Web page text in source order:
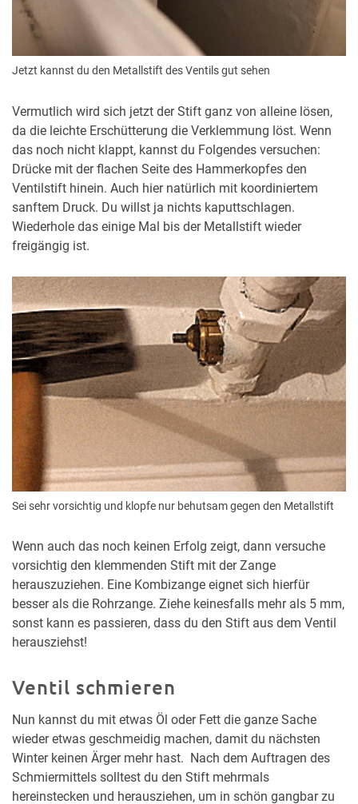
Jetzt kannst du den Metallstift des Ventils gut sehen
Vermutlich wird sich jetzt der Stift ganz von alleine lösen,
da die leichte Erschütterung die Verklemmung löst. Wenn
das noch nicht klappt, kannst du Folgendes versuchen:
Drücke mit der flachen Seite des Hammerkopfes den
Ventilstift hinein. Auch hier natürlich mit koordiniertem
sanftem Druck. Du willst ja nichts kaputtschlagen.
Wiederhole das einige Mal bis der Metallstift wieder
freigängig ist.
Sei sehr vorsichtig und klopfe nur behutsam gegen den Metallstift
Wenn auch das noch keinen Erfolg zeigt, dann versuche
vorsichtig den klemmenden Stift mit der Zange
herauszuziehen. Eine Kombizange eignet sich hierfür
besser als die Rohrzange. Ziehe keinesfalls mehr als 5 mm,
sonst kann es passieren, dass du den Stift aus dem Ventil
herausziehst!
Ventil schmieren
Nun kannst du mit etwas Öl oder Fett die ganze Sache
wieder etwas geschmeidig machen, damit du nächsten
Winter keinen Ärger mehr hast. Nach dem Auftragen des
Schmiermittels solltest du den Stift mehrmals
hereinstecken und herausziehen, um in schön gangbar zu